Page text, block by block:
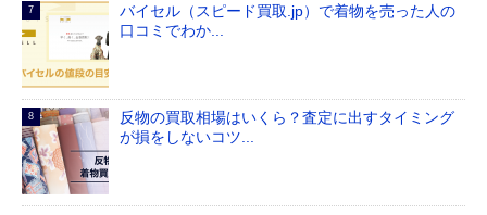
バイセル（スピード買取.jp）で着物を売った人の
口コミでわか...
反物の買取相場はいくら？査定に出すタイミング
が損をしないコツ...